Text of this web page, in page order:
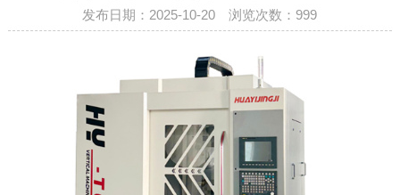
发布日期：2025-10-20 浏览次数： 999